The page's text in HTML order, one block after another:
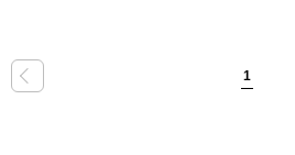
写真
« 1